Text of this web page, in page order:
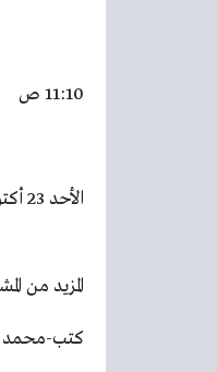
11:10 ص
الأحد 23 أكتوبر 2022
المزيد من
كتب-